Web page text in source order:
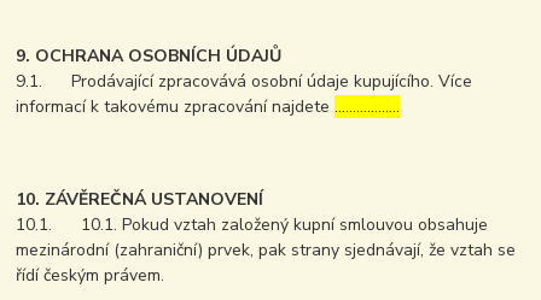
9. OCHRANA OSOBNÍCH ÚDAJŮ
9.1. Prodávající zpracovává osobní údaje kupujícího. Více
informací k takovému zpracování najdete………………
10. ZÁVĚREČNÁ USTANOVENÍ
10.1. 10.1. Pokud vztah založený kupní smlouvou obsahuje
mezinárodní (zahraniční) prvek, pak strany sjednávají, že vztah se
řídí českým právem.